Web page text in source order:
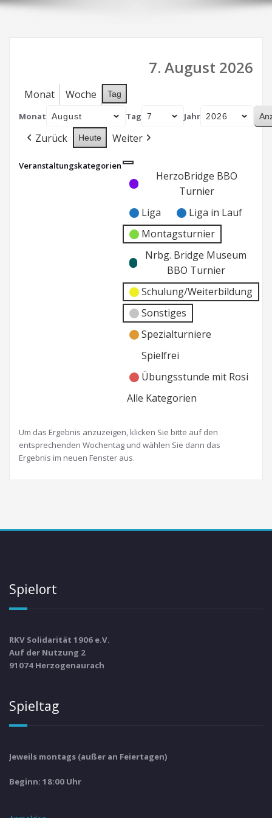
7. August 2026
Monat Woche Tag
Monat Tag Jahr
Zurück Heute Weiter
Veranstaltungskategorien
Kategorie
ohne
Kategorie
HerzoBridge BBO
Turnier
Liga
Liga in Lauf
Montagsturnier
Nrbg. Bridge Museum
BBO Turnier
Schulung/Weiterbildung
Sonstiges
Spezialturniere
Spielfrei
Übungsstunde mit Rosi
Alle Kategorien
Um das Ergebnis anzuzeigen, klicken Sie bitte auf den
entsprechenden Wochentag und wählen Sie dann das
Ergebnis im neuen Fenster aus.
Spielort
RKV Solidarität 1906 e.V.
Auf der Nutzung 2
91074 Herzogenaurach
Spieltag
Jeweils montags (außer an Feiertagen)
Beginn: 18:00 Uhr